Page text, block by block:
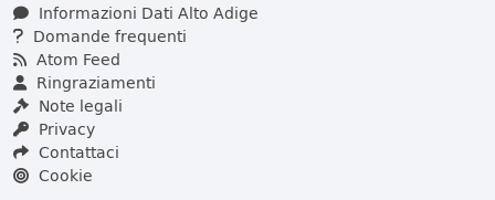
Informazioni Dati Alto Adige
Domande frequenti
Atom Feed
Ringraziamenti
Note legali
Privacy
Contattaci
Cookie